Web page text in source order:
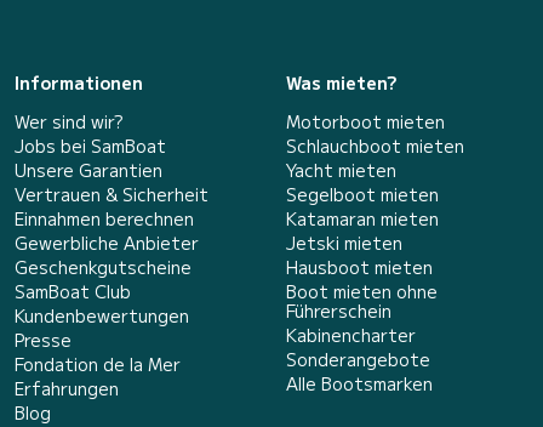
Informationen
Wer sind wir?
Jobs bei SamBoat
Unsere Garantien
Vertrauen & Sicherheit
Einnahmen berechnen
Gewerbliche Anbieter
Geschenkgutscheine
SamBoat Club
Kundenbewertungen
Presse
Fondation de la Mer
Erfahrungen
Blog
Was mieten?
Motorboot mieten
Schlauchboot mieten
Yacht mieten
Segelboot mieten
Katamaran mieten
Jetski mieten
Hausboot mieten
Boot mieten ohne
Führerschein
Kabinencharter
Sonderangebote
Alle Bootsmarken